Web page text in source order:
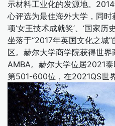
示材料工业化的发源地。
心评选为最佳海外大学，同
项‘女王技术成就奖’、‘国家
坐落于“2017年英国文化之城
区。赫尔大学商学院获得世
AMBA。赫尔大学位居2021
第501-600位，在2021QS世